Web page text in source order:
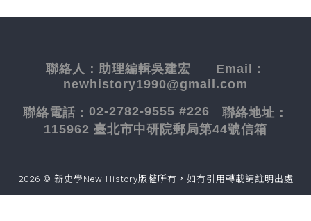
聯絡人： 助理編輯吳建宏 Email：
newhistory1990@gmail.com
聯絡電話： 02-2782-9555 #226 聯絡地址：
115962 臺北市中研院郵局第44號信箱
2026 © 新史學New History版權所有，如有引用轉載請註明出處